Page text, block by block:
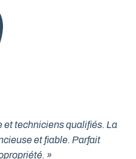
et techniciens qualifiés. La
et fiable. Parfait
»